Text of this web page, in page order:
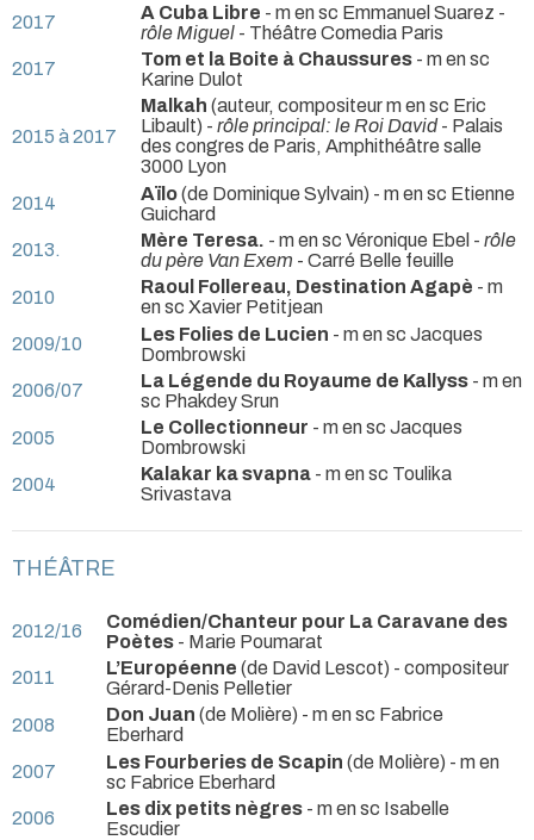
2017
A Cuba Libre - m en sc Emmanuel Suarez -
rôle Miguel - Théâtre Comedia Paris
2017
Tom et la Boite à Chaussures - m en sc
Karine Dulot
2015 à 2017
Malkah (auteur, compositeur m en sc Eric
Libault) - rôle principal: le Roi David- Palais
des congres de Paris, Amphithéâtre salle
3000 Lyon
2014
Aïlo(de Dominique Sylvain) - m en sc Etienne
Guichard
2013.
Mère Teresa. - m en sc Véronique Ebel - rôle
du père Van Exem - Carré Belle feuille
2010
Raoul Follereau, Destination Agapè - m
en sc Xavier Petitjean
2009/10
Les Folies de Lucien - m en sc Jacques
Dombrowski
2006/07
La Légende du Royaume de Kallyss - m en
sc Phakdey Srun
2005
Le Collectionneur - m en sc Jacques
Dombrowski
2004
Kalakar ka svapna - m en sc Toulika
Srivastava
THÉÂTRE
2012/16
Comédien/Chanteur pour La Caravane des
Poètes - Marie Poumarat
2011
L’Européenne (de David Lescot) - compositeur
Gérard-Denis Pelletier
2008
Don Juan (de Molière) - m en sc Fabrice
Eberhard
2007
Les Fourberies de Scapin (de Molière) - m en
sc Fabrice Eberhard
2006
Les dix petits nègres - m en sc Isabelle
Escudier